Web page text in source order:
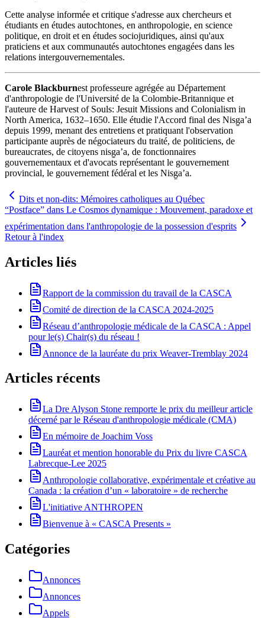
Cette analyse informée et critique s'adresse aux chercheurs et
étudiants en études autochtones, en anthropologie, en science
politique, en droit et en études sociojuridiques, ainsi qu'aux
praticiens et aux communautés autochtones engagées dans les
relations intergouvernementales.
Carole Blackburnest professeure agrégée au Département
d'anthropologie de l'Université de la Colombie-Britannique et
l'auteure de Harvest of Souls: Jesuit Missions and Colonialism in
North America, 1632–1650. Elle étudie l'Accord final des Nisg̱a’a
depuis 1999, menant des entretiens et pratiquant l'observation
participante auprès de négociateurs du traité, de politiciens, de
bureaucrates, de citoyens nisg̱a’a, de fonctionnaires
gouvernementaux et d'avocats représentant le gouvernement
provincial, le gouvernement fédéral et les Nisg̱a’a.
Dits et non-dits: Mémoires catholiques au Québec
“Postface” dans Le Cosmos dynamique : Mouvement, paradoxe et
expérimentation dans l'anthropologie de la possession d'esprits
Retour à l'index
Articles liés
Rapport de la commission du travail de la CASCA
Comité de direction de la CASCA 2024-2025
Réseau d’anthropologie médicale de la CASCA : Appel
pour le(s) Chair(s) du réseau !
Annonce de la lauréate du prix Weaver-Tremblay 2024
Articles récents
La Dre Alyson Stone remporte le prix du meilleur article
décerné par le Réseau d'anthropologie médicale (CMA)
En mémoire de Joachim Voss
Lauréat et mention honorable du Prix du livre CASCA
Labrecque-Lee 2025
Anthropologie collaborative, expérimentale et créative au
Canada : la création d’un « laboratoire » de recherche
L'initiative ANTHROPEN
Bienvenue à « CASCA Presents »
Catégories
Annonces
Annonces
Appels